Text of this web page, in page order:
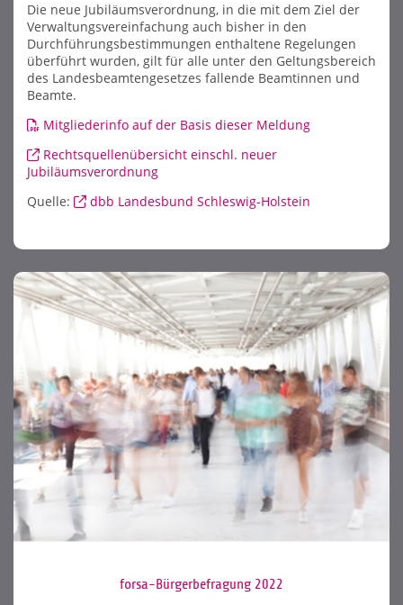
Die neue Jubiläumsverordnung, in die mit dem Ziel der
Verwaltungsvereinfachung auch bisher in den
Durchführungsbestimmungen enthaltene Regelungen
überführt wurden, gilt für alle unter den Geltungsbereich
des Landesbeamtengesetzes fallende Beamtinnen und
Beamte.
Mitgliederinfo auf der Basis dieser Meldung
Rechtsquellenübersicht einschl. neuer
Jubiläumsverordnung
Quelle:
dbb Landesbund Schleswig-Holstein
forsa-Bürgerbefragung 2022